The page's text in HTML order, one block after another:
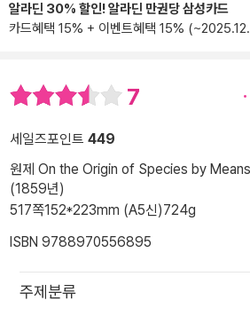
알라딘 30% 할인! 알라딘 만권당 삼성카드
카드혜택 15% + 이벤트혜택 15%
7
세일즈포인트 449
원제 On the Origin of Species by
(1859년)
517쪽152*223mm (A5신)724g
ISBN 9788970556895
주제분류